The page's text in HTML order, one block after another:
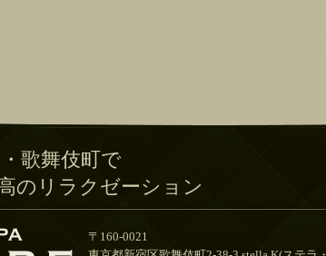
歌舞伎町で
のリラクゼーション
〒160-0021